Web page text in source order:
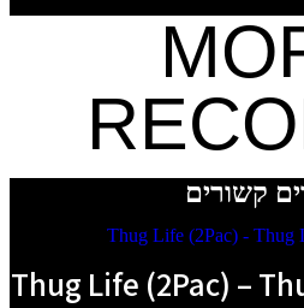
קשורים
Thug Life (2Pac) –